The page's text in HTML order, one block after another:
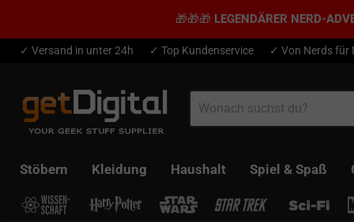
🎁🎁🎁 LEGENDÄRER NERD-
✓ Versand in unter 24h ✓ Top Kundenservice ✓ Von Nerds für
Stöbern Kleidung Haushalt Spiel & Spaß